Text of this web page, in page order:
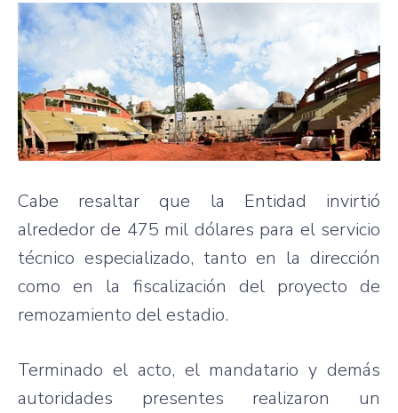
Cabe resaltar que la Entidad invirtió
alrededor de 475 mil dólares para el servicio
técnico especializado, tanto en la dirección
como en la fiscalización del proyecto de
remozamiento del estadio.
Terminado el acto, el mandatario y demás
autoridades presentes realizaron un